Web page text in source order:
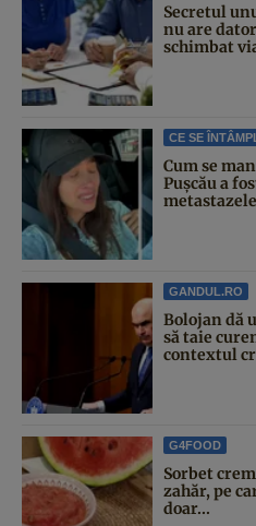
Secretul
nu are
schimbat
CE SE
Cum se
Pușcău a
GANDUL.RO
Bolojan dă
să taie
contextul
G4FOOD
Sorbet
zahăr, pe
doar...